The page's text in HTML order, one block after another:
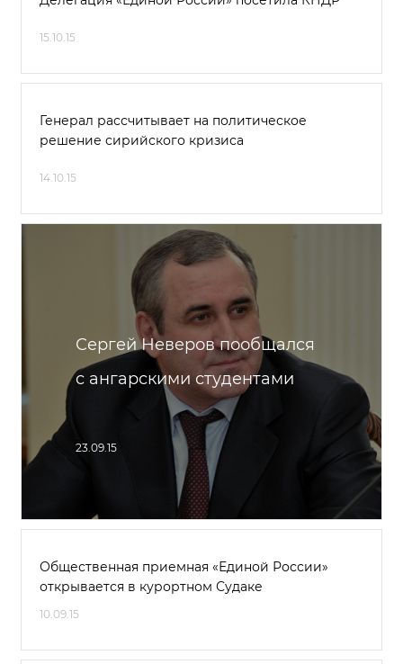
15.10.15
Генерал рассчитывает на политическое
решение сирийского кризиса
14.10.15
Сергей Неверов пообщался
с ангарскими студентами
23.09.15
Общественная приемная «Единой России»
открывается в курортном Судаке
10.09.15